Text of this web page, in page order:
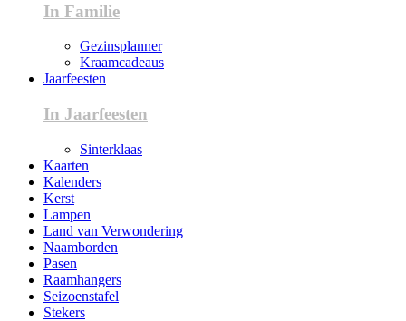
In Familie
Gezinsplanner
Kraamcadeaus
Jaarfeesten
In Jaarfeesten
Sinterklaas
Kaarten
Kalenders
Kerst
Lampen
Land van Verwondering
Naamborden
Pasen
Raamhangers
Seizoenstafel
Stekers